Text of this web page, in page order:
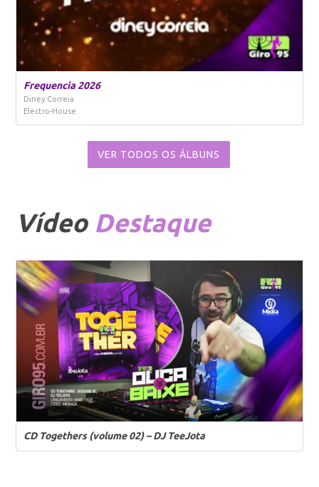
Frequencia 2026
Diney Correia
Electro-House
VER TODOS OS ÁLBUNS
Vídeo Destaque
CD Togethers (volume 02) – DJ TeeJota